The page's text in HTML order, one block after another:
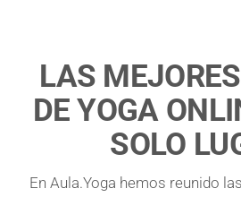
LAS
DE YOGA
SOLO
En Aula.Yoga hemos reunido las